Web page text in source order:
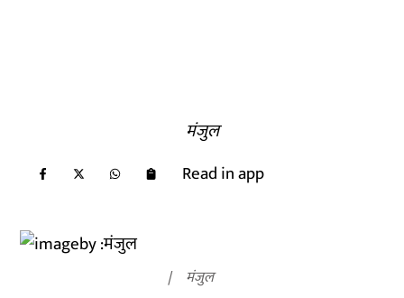
मंजुल
Read in app
मंजुल